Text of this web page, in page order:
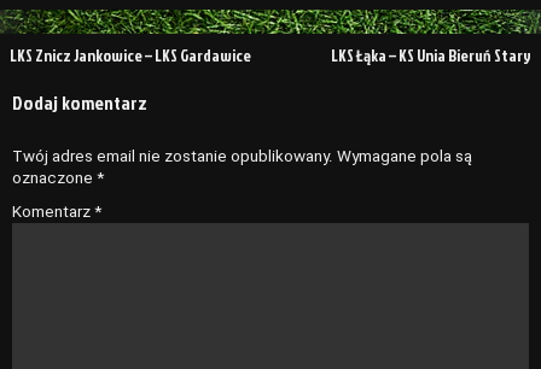
Nawigacja
LKS Znicz Jankowice – LKS Gardawice LKS Łąka – KS Unia Bieruń Stary
Dodaj komentarz
Twój adres email nie zostanie opublikowany. Wymagane pola są
oznaczone *
Komentarz *